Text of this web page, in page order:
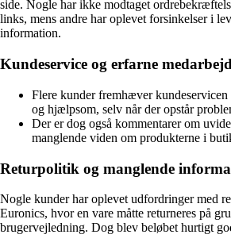
side. Nogle har ikke modtaget
links, mens andre har oplevet forsinkelser i
information.
Kundeservice og erfarne
Flere kunder fremhæver
og hjælpsom, selv når der opstår
Der er dog også kommentarer om
manglende viden om produkterne i
Returpolitik og manglende
Nogle kunder har oplevet udfordringer med
Euronics, hvor en vare måtte returneres på
brugervejledning. Dog blev beløbet hurtigt